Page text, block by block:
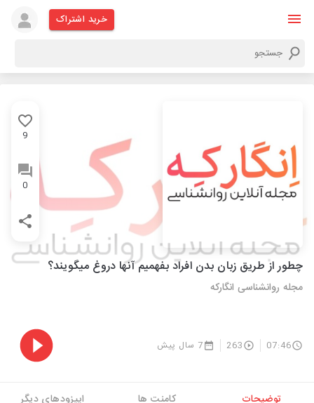
خرید اشتراک
9
0
چطور از طریق زبان بدن افراد بفهمیم آنها دروغ میگویند؟
مجله روانشناسی انگارکه
07:46
263 7 سال پیش
توضیحات کامنت ها اپیزودهای دیگر